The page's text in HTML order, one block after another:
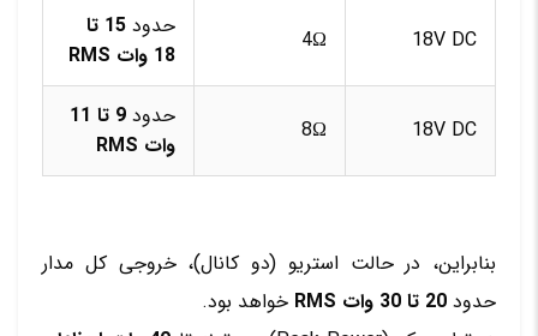
18V DC
4Ω حدود
15 تا
18 وات RMS
18V DC
8Ω حدود
9 تا 11
وات RMS
بنابراین، در حالت استریو (دو کانال)، خروجی کل مدار
حدود 20 تا 30 وات RMS
خواهد بود.